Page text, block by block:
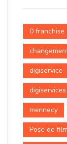
0 franchise
digiservice
mennecy
Pose de